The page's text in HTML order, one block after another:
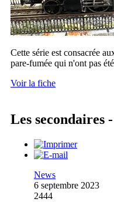
Cette série est consacrée
pare-fumée qui n'ont pas
Voir la fiche
Les secondaires
News
6 septembre 2023
2444